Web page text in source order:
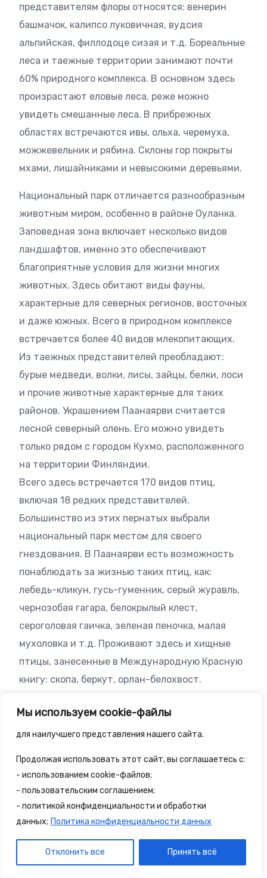
Мы используем cookie-файлы
для наилучшего представления нашего сайта.
Продолжая использовать этот сайт, вы соглашаетесь с:
- использованием cookie-файлов;
- пользовательским соглашением;
- политикой конфиденциальности и обработки
данных; Политика конфиденциальности данных
Отклонить все Принять всё
представителям флоры относятся: венерин
башмачок, калипсо луковичная, вудсия
альпийская, филлодоце сизая и т.д. Бореальные
леса и таежные территории занимают почти
60% природного комплекса. В основном здесь
произрастают еловые леса, реже можно
увидеть смешанные леса. В прибрежных
областях встречаются ивы, ольха, черемуха,
можжевельник и рябина. Склоны гор покрыты
мхами, лишайниками и невысокими деревьями.
Национальный парк отличается разнообразным
животным миром, особенно в районе Оуланка.
Заповедная зона включает несколько видов
ландшафтов, именно это обеспечивают
благоприятные условия для жизни многих
животных. Здесь обитают виды фауны,
характерные для северных регионов, восточных
и даже южных. Всего в природном комплексе
встречается более 40 видов млекопитающих.
Из таежных представителей преобладают:
бурые медведи, волки, лисы, зайцы, белки, лоси
и прочие животные характерные для таких
районов. Украшением Паанаярви считается
лесной северный олень. Его можно увидеть
только рядом с городом Кухмо, расположенного
на территории Финляндии.
Всего здесь встречается 170 видов птиц,
включая 18 редких представителей.
Большинство из этих пернатых выбрали
национальный парк местом для своего
гнездования. В Паанаярви есть возможность
понаблюдать за жизнью таких птиц, как:
лебедь-кликун, гусь-гуменник, серый журавль,
чернозобая гагара, белокрылый клест,
сероголовая гаичка, зеленая пеночка, малая
мухоловка и т.д. Проживают здесь и хищные
птицы, занесенные в Международную Красную
книгу: скопа, беркут, орлан-белохвост.
Обитатели национального парка
Особенностью озер заповедной территории
парка обладают большим количеством порогов и
изолированы друг от друга высокими
водопадами. Они стали домом для множества
рыб. Также в озерах заповедника живут